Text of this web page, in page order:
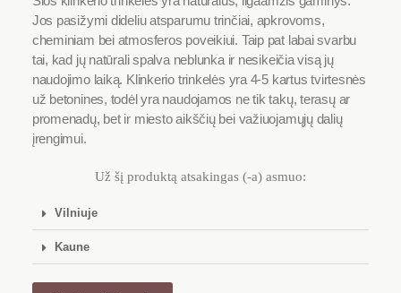
Jos pasižymi dideliu atsparumu trinčiai, apkrovoms,
cheminiam bei atmosferos poveikiui. Taip pat labai svarbu
tai, kad jų natūrali spalva neblunka ir nesikeičia visą jų
naudojimo laiką. Klinkerio trinkelės yra 4-5 kartus tvirtesnės
už betonines, todėl yra naudojamos ne tik takų, terasų ar
promenadų, bet ir miesto aikščių bei važiuojamųjų dalių
įrengimui.
Už šį produktą atsakingas (-a) asmuo:
Vilniuje
Kaune